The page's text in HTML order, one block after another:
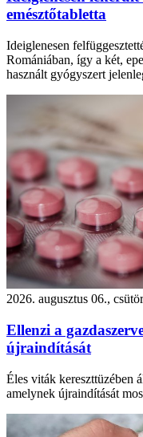
emésztőtabletta
Ideiglenesen
Romániában, így a két,
használt gyógyszert
2026. augusztus 06.,
Ellenzi a
újraindítását
Éles viták kereszttüzében
amelynek újraindítását